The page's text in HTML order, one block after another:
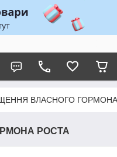
ВЛАСНОГО
РОСТА